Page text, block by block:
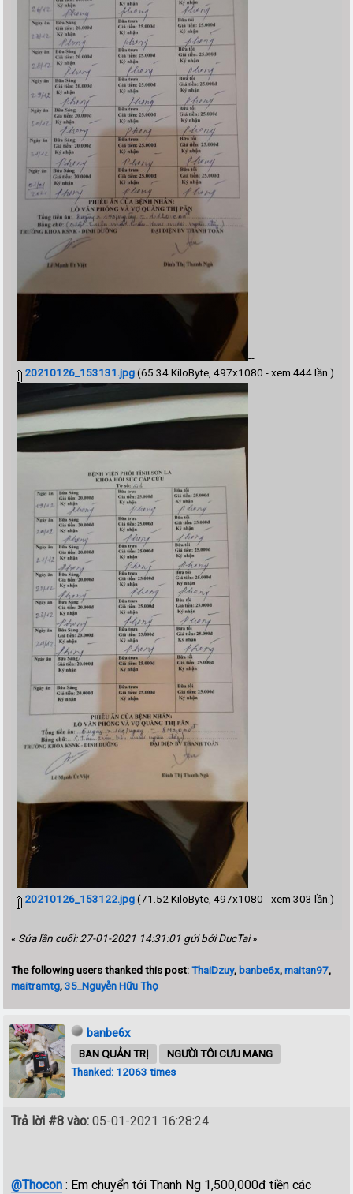
--
20210126_153131.jpg(65.34 KiloByte, 497x1080 - xem 444 lần.)
--
20210126_153122.jpg(71.52 KiloByte, 497x1080 - xem 303 lần.)
« Sửa lần cuối: 27-01-2021 14:31:01 gửi bởi DucTai»
The following users thanked this post:ThaiDzuy, banbe6x,maitan97,
maitramtg,35_Nguyễn Hữu Thọ
banbe6x
BAN QUẢN TRỊ
NGƯỜI TÔI CƯU MANG
Thanked: 12063 times
Trả lời #8 vào: 05-01-2021 16:28:24
@Thocon : Em chuyển tới Thanh Ng 1,500,000đ tiền các